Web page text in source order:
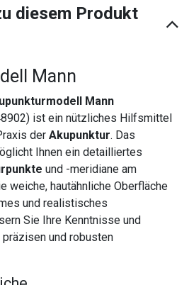
diesem Produkt
Mann
Mann
ist ein nützliches Hilfsmittel
derAkupunktur. Das
Ihnen ein detailliertes
und -meridiane am
weiche, hautähnliche Oberfläche
und realistisches
Sie Ihre Kenntnisse und
und robusten